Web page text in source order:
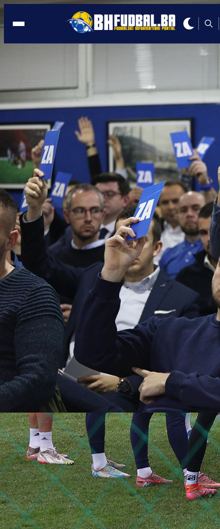
GRBAVICA
11:18, 05.07.2026
Željezničar žestoko odgovorio Mirviću:
Nije govorio istinu, ugovor nikada nije
važio!
Autor:
Redakcija
11:18, 05.07.2026